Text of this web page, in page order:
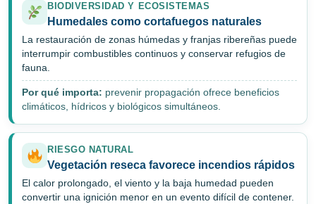
BIODIVERSIDAD Y ECOSISTEMAS
Humedales como cortafuegos naturales
La restauración de zonas húmedas y franjas ribereñas puede
interrumpir combustibles continuos y conservar refugios de
fauna.
Por qué importa: prevenir propagación ofrece beneficios
climáticos, hídricos y biológicos simultáneos.
RIESGO NATURAL
Vegetación reseca favorece incendios rápidos
El calor prolongado, el viento y la baja humedad pueden
convertir una ignición menor en un evento difícil de contener.